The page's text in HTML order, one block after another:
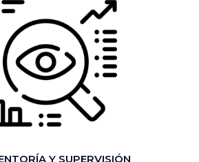
Y SUPERVISIÓN